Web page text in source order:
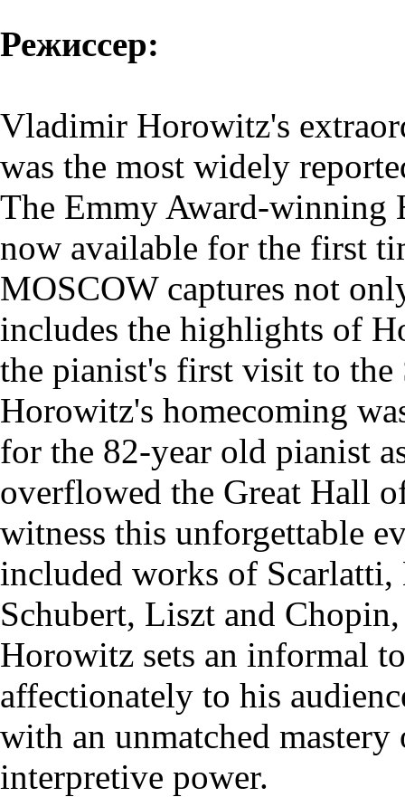
Режиссер:
Vladimir Horowitz's
was the most widely
The Emmy Award-
now available for the first
MOSCOW captures not
includes the highlights of
the pianist's first visit to
Horowitz's homecoming
for the 82-year old pianist
overflowed the Great Hall
witness this unforgettable
included works of
Schubert, Liszt and
Horowitz sets an informal
affectionately to his
with an unmatched
interpretive power.